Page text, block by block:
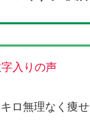
入りの声
ロ無理なく痩